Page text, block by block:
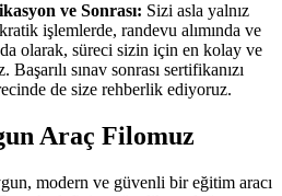
ve Sonrası: Sizi asla yalnız
işlemlerde, randevu alımında ve
olarak, süreci sizin için en kolay ve
sınav sonrası sertifikanızı
de size rehberlik ediyoruz.
Araç Filomuz
modern ve güvenli bir eğitim aracı